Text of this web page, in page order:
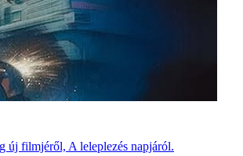
új filmjéről, A leleplezés napjáról.